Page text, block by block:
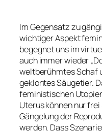
Im Gegensatz zu
wichtiger Aspekt
begegnet uns im
auch immer wieder
weltberühmtes Schaf
geklontes Säugetier.
feministischen
Uterus können nur
Gängelung der
werden. Dass